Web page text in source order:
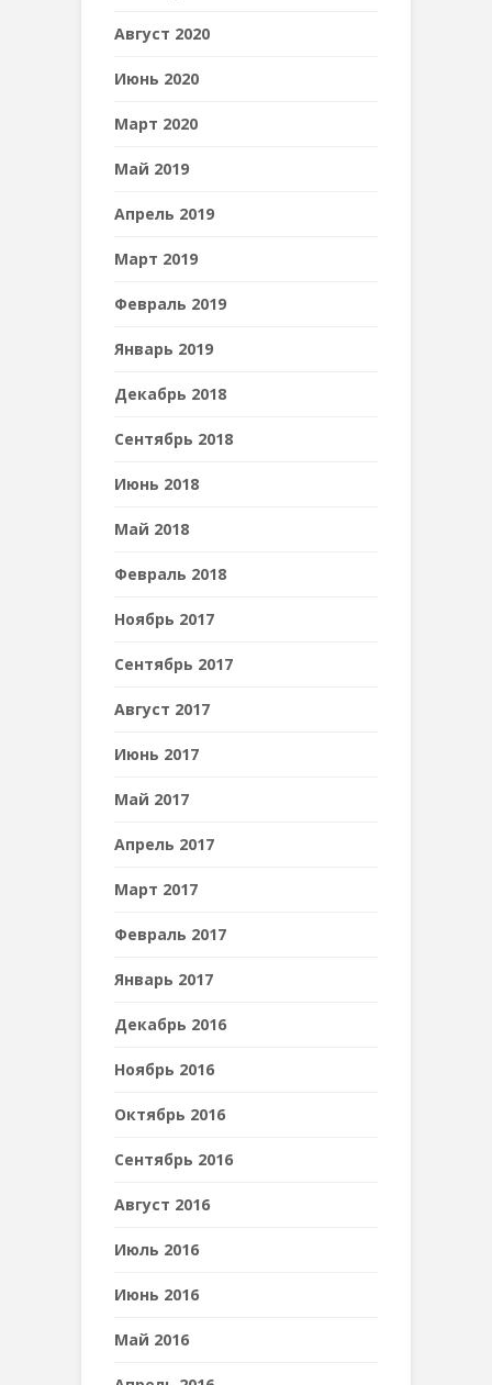
Август 2020
Июнь 2020
Март 2020
Май 2019
Апрель 2019
Март 2019
Февраль 2019
Январь 2019
Декабрь 2018
Сентябрь 2018
Июнь 2018
Май 2018
Февраль 2018
Ноябрь 2017
Сентябрь 2017
Август 2017
Июнь 2017
Май 2017
Апрель 2017
Март 2017
Февраль 2017
Январь 2017
Декабрь 2016
Ноябрь 2016
Октябрь 2016
Сентябрь 2016
Август 2016
Июль 2016
Июнь 2016
Май 2016